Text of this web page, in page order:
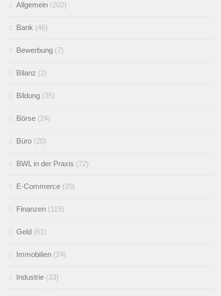
Allgemein (202)
Bank (46)
Bewerbung (7)
Bilanz (2)
Bildung (35)
Börse (24)
Büro (20)
BWL in der Praxis (72)
E-Commerce (20)
Finanzen (115)
Geld (61)
Immobilien (24)
Industrie (33)